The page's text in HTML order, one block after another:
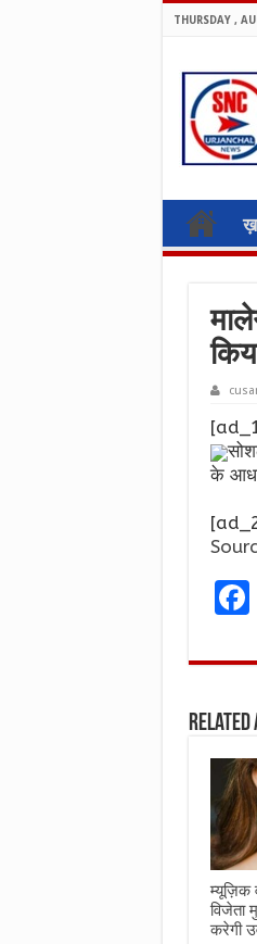
THURSDAY ,
के
म्यूज़िक
विजेता
करेगी